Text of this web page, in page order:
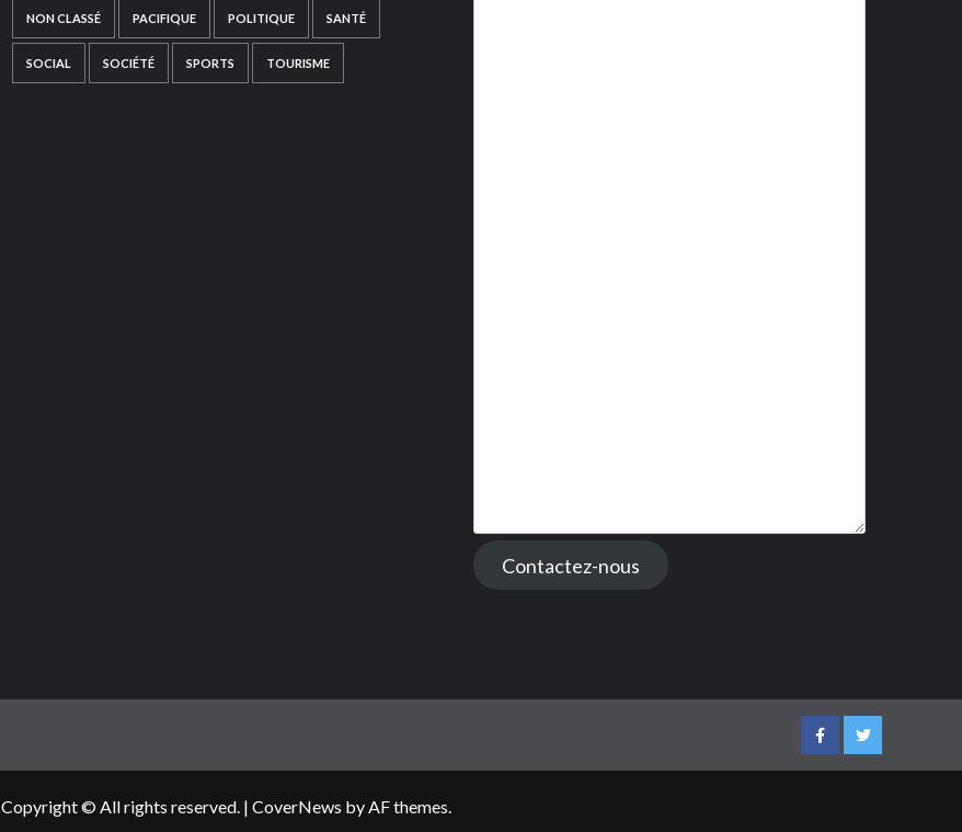
NON CLASSÉ PACIFIQUE POLITIQUE SANTÉ
SOCIAL SOCIÉTÉ SPORTS TOURISME
Contactez-nous
FacebookTwitter
Copyright © All rights reserved. | CoverNews by AF themes.